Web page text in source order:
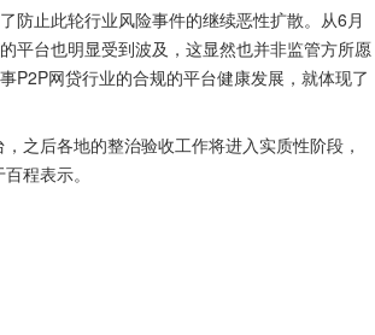
防止此轮行业风险事件的继续恶性扩散。从6月
平台也明显受到波及，这显然也并非监管方所愿
P2P网贷行业的合规的平台健康发展，就体现了
之后各地的整治验收工作将进入实质性阶段，
程表示。